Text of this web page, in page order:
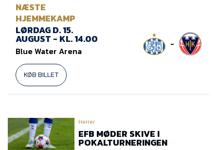
NÆSTE
HJEMMEKAMP
LØRDAG D. 15.
AUGUST - KL. 14.00
Blue Water Arena
KØB BILLET
-
Herrer
EFB MØDER SKIVE I
POKALTURNERINGEN